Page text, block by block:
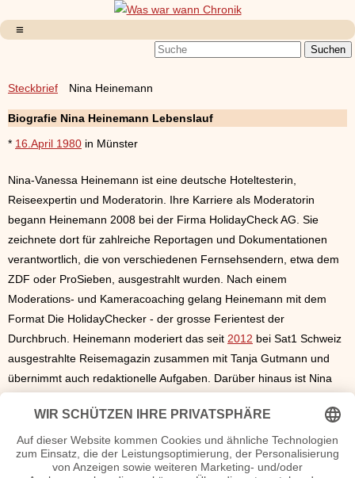
Steckbrief Nina Heinemann
Biografie Nina Heinemann Lebenslauf
* 16.April 1980 in Münster
Nina-Vanessa Heinemann ist eine deutsche Hoteltesterin,
Reiseexpertin und Moderatorin. Ihre Karriere als Moderatorin
begann Heinemann 2008 bei der Firma HolidayCheck AG. Sie
zeichnete dort für zahlreiche Reportagen und Dokumentationen
verantwortlich, die von verschiedenen Fernsehsendern, etwa dem
ZDF oder ProSieben, ausgestrahlt wurden. Nach einem
Moderations- und Kameracoaching gelang Heinemann mit dem
Format Die HolidayChecker - der grosse Ferientest der
Durchbruch. Heinemann moderiert das seit 2012 bei Sat1 Schweiz
ausgestrahlte Reisemagazin zusammen mit Tanja Gutmann und
übernimmt auch redaktionelle Aufgaben. Darüber hinaus ist Nina
Rubrik Ninas Welt regelmäßig Ferien- und Reisetipps gibt.
Nina Heinemann Wiki, Herkunft, Geburtstag, verheiratet, Kinder etc.